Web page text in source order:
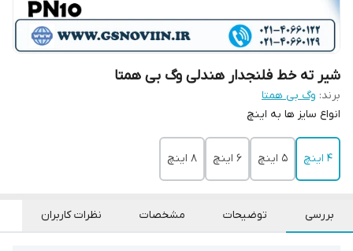
شیر ته خط فلنجدار هندلی وگ بی همتا
برند: وگ بی همتا
انواع سایز ها به اینچ
4 اینچ 5 اینچ 6 اینچ 8 اینچ
بررسی توضیحات مشخصات نظرات کاربران